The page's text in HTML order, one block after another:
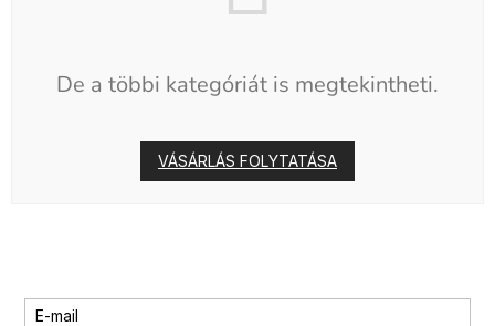
De a többi kategóriát is megtekintheti.
VÁSÁRLÁS FOLYTATÁSA
E-mail